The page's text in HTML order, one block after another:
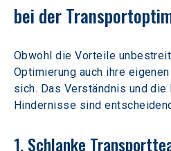
bei der
Obwohl die Vorteile
Optimierung auch ihre
sich. Das Verständnis und
Hindernisse sind
1. Schlanke